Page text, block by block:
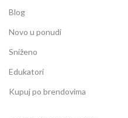
Blog
Novo u ponudi
Sniženo
Edukatori
Kupuj po brendovima